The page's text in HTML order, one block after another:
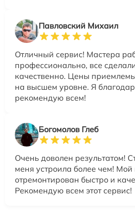
Павловский Михаил
Отличный сервис! Мастера
профессионально, все
качественно. Цены
на высшем уровне. Я
рекомендую всем!
Богомолов Глеб
Очень доволен результатом!
меня устроила более чем!
отремонтирован быстро и
Рекомендую всем этот сервис!